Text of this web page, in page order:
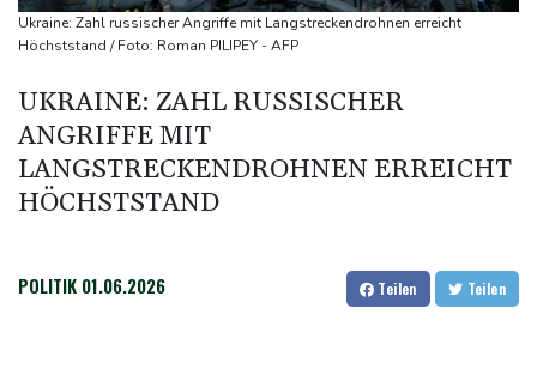
Sohn: Krebs von Ex-Präsident Joe Biden hat sich ausgebreitet
und Metastasen gebildet
Vorgaben des Bundes geknüpft
FIFA stärkt Infantino - und holt zum Rundumschlag aus
Ukraine: Zahl russischer Angriffe mit Langstreckendrohnen erreicht
Höchststand / Foto: Roman PILIPEY - AFP
UKRAINE: ZAHL RUSSISCHER
ANGRIFFE MIT
LANGSTRECKENDROHNEN ERREICHT
HÖCHSTSTAND
POLITIK 01.06.2026 Teilen Teilen